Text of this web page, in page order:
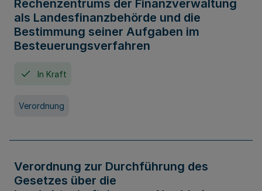
Rechenzentrums der Finanzverwaltung
als Landesfinanzbehörde und die
Bestimmung seiner Aufgaben im
Besteuerungsverfahren
In Kraft
Verordnung
Verordnung zur Durchführung des
Gesetzes über die